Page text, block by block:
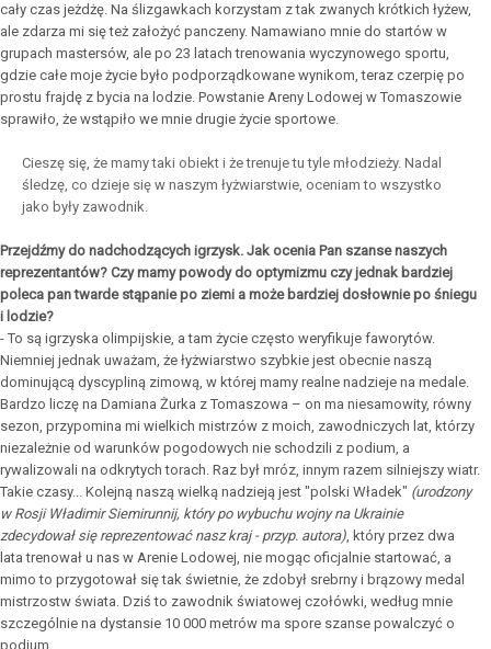
cały czas jeżdżę. Na ślizgawkach korzystam z tak zwanych krótkich łyżew,
ale zdarza mi się też założyć panczeny. Namawiano mnie do startów w
grupach mastersów, ale po 23 latach trenowania wyczynowego sportu,
gdzie całe moje życie było podporządkowane wynikom, teraz czerpię po
prostu frajdę z bycia na lodzie. Powstanie Areny Lodowej w Tomaszowie
sprawiło, że wstąpiło we mnie drugie życie sportowe.
Cieszę się, że mamy taki obiekt i że trenuje tu tyle młodzieży. Nadal
śledzę, co dzieje się w naszym łyżwiarstwie, oceniam to wszystko
jako były zawodnik.
Przejdźmy do nadchodzących igrzysk. Jak ocenia Pan szanse naszych
reprezentantów? Czy mamy powody do optymizmu czy jednak bardziej
poleca pan twarde stąpanie po ziemi a może bardziej dosłownie po śniegu
i lodzie?
- To są igrzyska olimpijskie, a tam życie często weryfikuje faworytów.
Niemniej jednak uważam, że łyżwiarstwo szybkie jest obecnie naszą
dominującą dyscypliną zimową, w której mamy realne nadzieje na medale.
Bardzo liczę na Damiana Żurka z Tomaszowa – on ma niesamowity, równy
sezon, przypomina mi wielkich mistrzów z moich, zawodniczych lat, którzy
niezależnie od warunków pogodowych nie schodzili z podium, a
rywalizowali na odkrytych torach. Raz był mróz, innym razem silniejszy wiatr.
Takie czasy... Kolejną naszą wielką nadzieją jest "polski Władek" (urodzony
w Rosji Władimir Siemirunnij, który po wybuchu wojny na Ukrainie
zdecydował się reprezentować nasz kraj - przyp. autora), który przez dwa
lata trenował u nas w Arenie Lodowej, nie mogąc oficjalnie startować, a
mimo to przygotował się tak świetnie, że zdobył srebrny i brązowy medal
mistrzostw świata. Dziś to zawodnik światowej czołówki, według mnie
szczególnie na dystansie 10 000 metrów ma spore szanse powalczyć o
podium.